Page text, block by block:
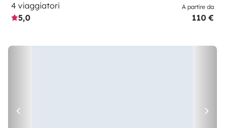
4 viaggiatori
5,0
A partire da
110 €